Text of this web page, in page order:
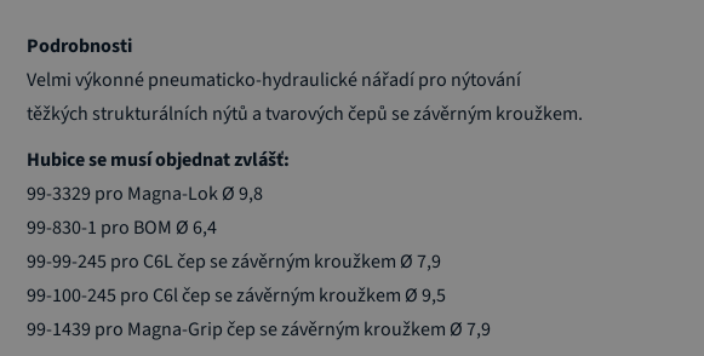
Podrobnosti
Velmi výkonné pneumaticko-hydraulické nářadí pro nýtování
těžkých strukturálních nýtů a tvarových čepů se závěrným kroužkem.
Hubice se musí objednat zvlášť:
99-3329 pro Magna-Lok Ø 9,8
99-830-1 pro BOM Ø 6,4
99-99-245 pro C6L čep se závěrným kroužkem Ø 7,9
99-100-245 pro C6l čep se závěrným kroužkem Ø 9,5
99-1439 pro Magna-Grip čep se závěrným kroužkem Ø 7,9